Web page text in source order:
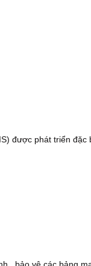
được phát triển